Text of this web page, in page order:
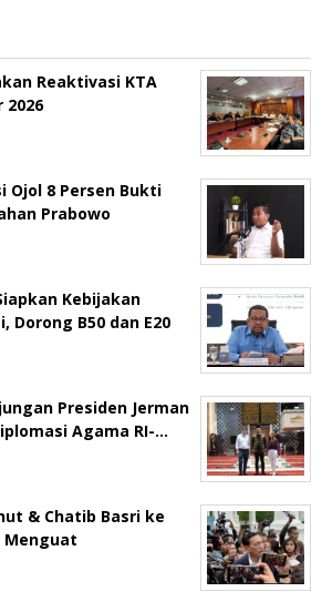
Reaktivasi KTA
2026
Ojol 8 Persen Bukti
Prabowo
Kebijakan
Dorong B50 dan E20
Presiden Jerman
Agama RI-…
& Chatib Basri ke
Menguat